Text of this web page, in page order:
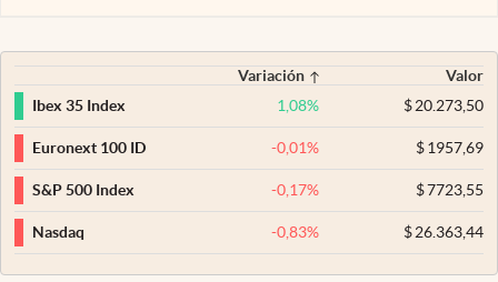
Variación
Valor
Ibex 35 Index
1,08% $20.273,50
Euronext 100 ID -0,01% $1957,69
S&P 500 Index -0,17% $7723,55
Nasdaq -0,83% $26.363,44